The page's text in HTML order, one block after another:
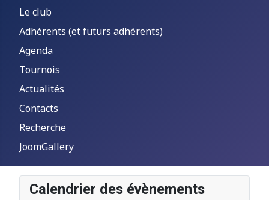
Le club
Adhérents (et futurs adhérents)
Agenda
Tournois
Actualités
Contacts
Recherche
JoomGallery
Calendrier des évènements